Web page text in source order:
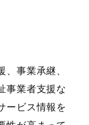
事業承継、
事業者支援な
ービス情報を